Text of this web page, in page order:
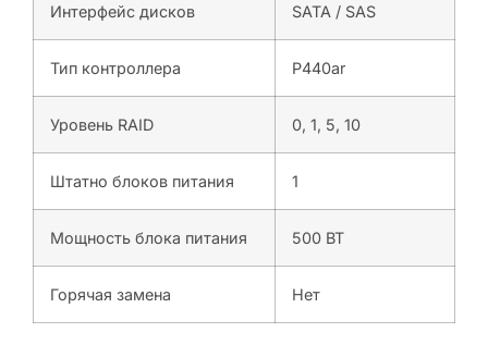
Интерфейс дисков SATA / SAS
Тип контроллера P440ar
Уровень RAID 0, 1, 5, 10
Штатно блоков питания 1
Мощность блока питания 500 ВТ
Горячая замена Нет